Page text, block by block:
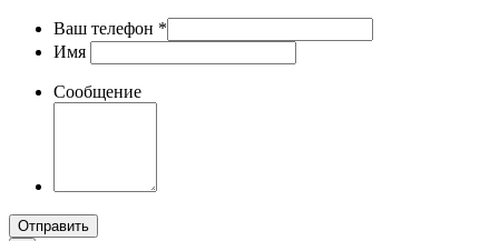
Ваш телефон *
Имя
Сообщение
Отправить